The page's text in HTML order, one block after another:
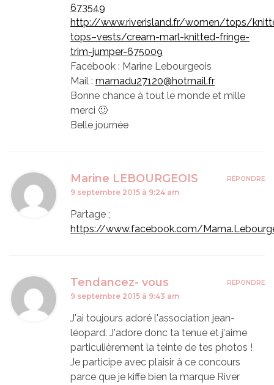
673549
http://www.riverisland.fr/women/tops/
tops–vests/cream-marl-knitted-fringe-
trim-jumper-675009
Facebook : Marine Lebourgeois
Mail : mamadu27120@hotmail.fr
Bonne chance à tout le monde et mille
merci 🙂
Belle journée
Marine LEBOURGEOIS
9 septembre 2015 à 9:24 am
Partage ;
https://www.facebook.com/
RÉPONDRE
Tendancez- vous
9 septembre 2015 à 9:43 am
J'ai toujours adoré l'association jean-
léopard. J'adore donc ta tenue et j'aime
particulièrement la teinte de tes photos !
Je participe avec plaisir à ce concours
parce que je kiffe bien la marque River
RÉPONDRE